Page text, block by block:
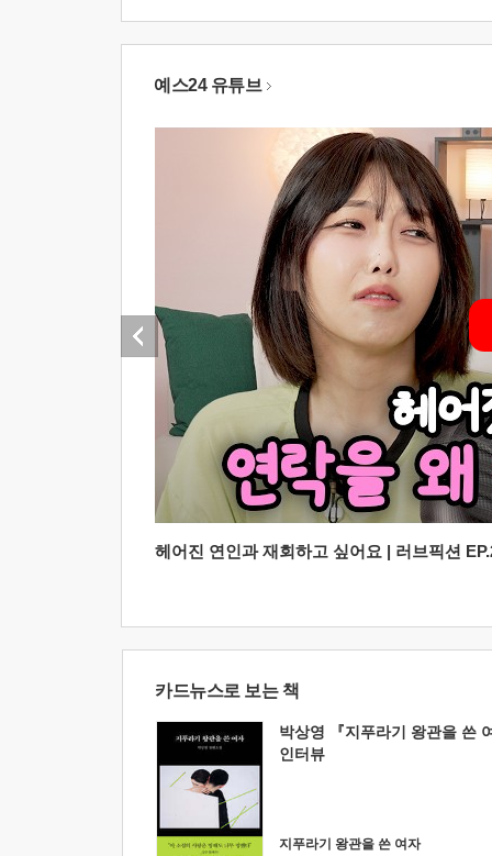
예스24 유튜브
헤어진 연인과 재회하고 싶어요 | 러브픽션
카드뉴스로 보는 책
박상영 『지푸라기 왕관을 쓴
인터뷰
지푸라기 왕관을 쓴 여자